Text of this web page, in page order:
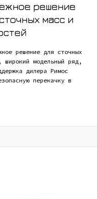
решение
масс и
решение для сточных
широкий модельный ряд,
дилера Римос
перекачку в